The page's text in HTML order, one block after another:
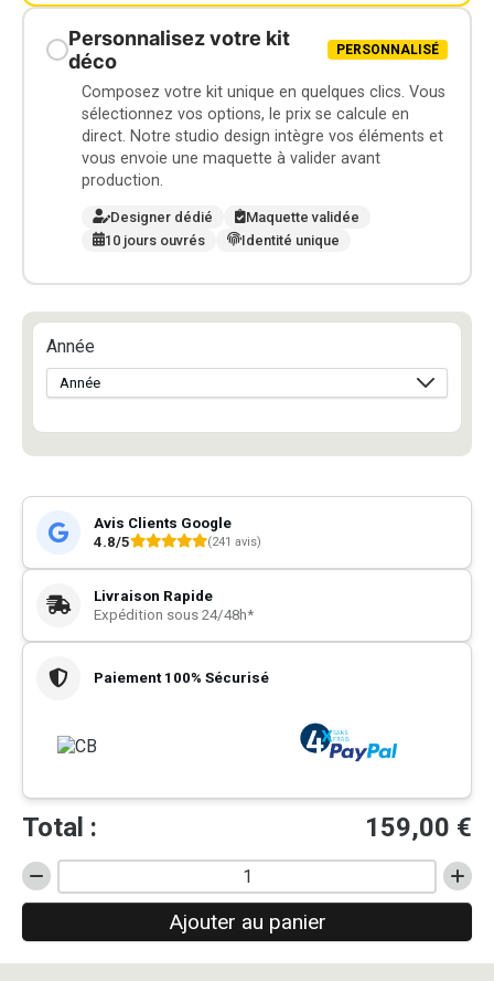
Personnalisez votre kit
déco
PERSONNALISÉ
Composez votre kit unique en quelques clics. Vous
sélectionnez vos options, le prix se calcule en
direct. Notre studio design intègre vos éléments et
vous envoie une maquette à valider avant
production.
Designer dédié
Maquette validée
10 jours ouvrés
Identité unique
Année
Avis Clients Google
4.8/5
(241 avis)
Livraison Rapide
Expédition sous 24/48h*
Paiement 100% Sécurisé
Total : 159,00 €
quantité
de
déco
Motocross
Ajouter au panier